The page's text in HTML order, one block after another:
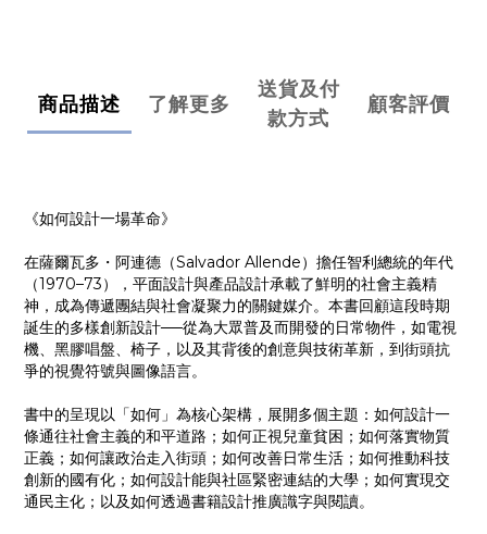
商品描述 了解更多
送貨及付
款方式
顧客評價
《如何設計一場革命》
在薩爾瓦多・阿連德（Salvador Allende）擔任智利總統的年代
（1970–73），平面設計與產品設計承載了鮮明的社會主義精
神，成為傳遞團結與社會凝聚力的關鍵媒介。本書回顧這段時期
誕生的多樣創新設計──從為大眾普及而開發的日常物件，如電視
機、黑膠唱盤、椅子，以及其背後的創意與技術革新，到街頭抗
爭的視覺符號與圖像語言。
書中的呈現以「如何」為核心架構，展開多個主題：如何設計一
條通往社會主義的和平道路；如何正視兒童貧困；如何落實物質
正義；如何讓政治走入街頭；如何改善日常生活；如何推動科技
創新的國有化；如何設計能與社區緊密連結的大學；如何實現交
通民主化；以及如何透過書籍設計推廣識字與閱讀。